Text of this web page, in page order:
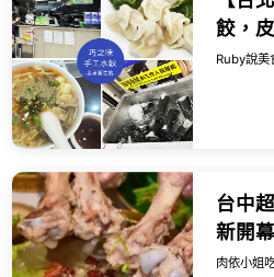
餃，
值得
Ruby說美
台中
新開
小菜
肉依小姐